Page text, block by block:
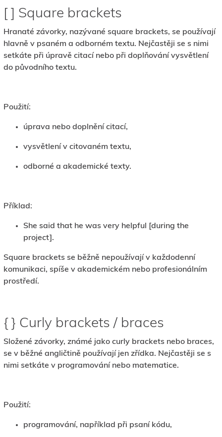
[ ] Square brackets
Hranaté závorky, nazývané square brackets, se používají
hlavně v psaném a odborném textu. Nejčastěji se s nimi
setkáte při úpravě citací nebo při doplňování vysvětlení
do původního textu.
Použití:
úprava nebo doplnění citací,
vysvětlení v citovaném textu,
odborné a akademické texty.
Příklad:
She said that he was very helpful [during the
project].
Square brackets se běžně nepoužívají v každodenní
komunikaci, spíše v akademickém nebo profesionálním
prostředí.
{ } Curly brackets / braces
Složené závorky, známé jako curly brackets nebo braces,
se v běžné angličtině používají jen zřídka. Nejčastěji se s
nimi setkáte v programování nebo matematice.
Použití:
programování, například při psaní kódu,